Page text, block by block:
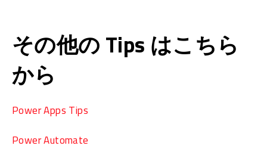
その他の Tips はこちら
から
Power Apps Tips
Power Automate